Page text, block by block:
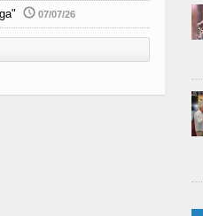
07/07/26